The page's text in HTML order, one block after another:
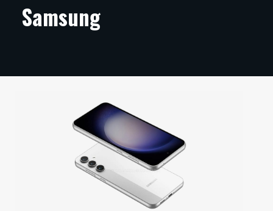
ARTIKKELIT
TECHBBS
Samsung